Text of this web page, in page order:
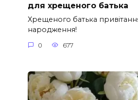
для хрещеного батька
Хрещеного батька
народження!
0 677